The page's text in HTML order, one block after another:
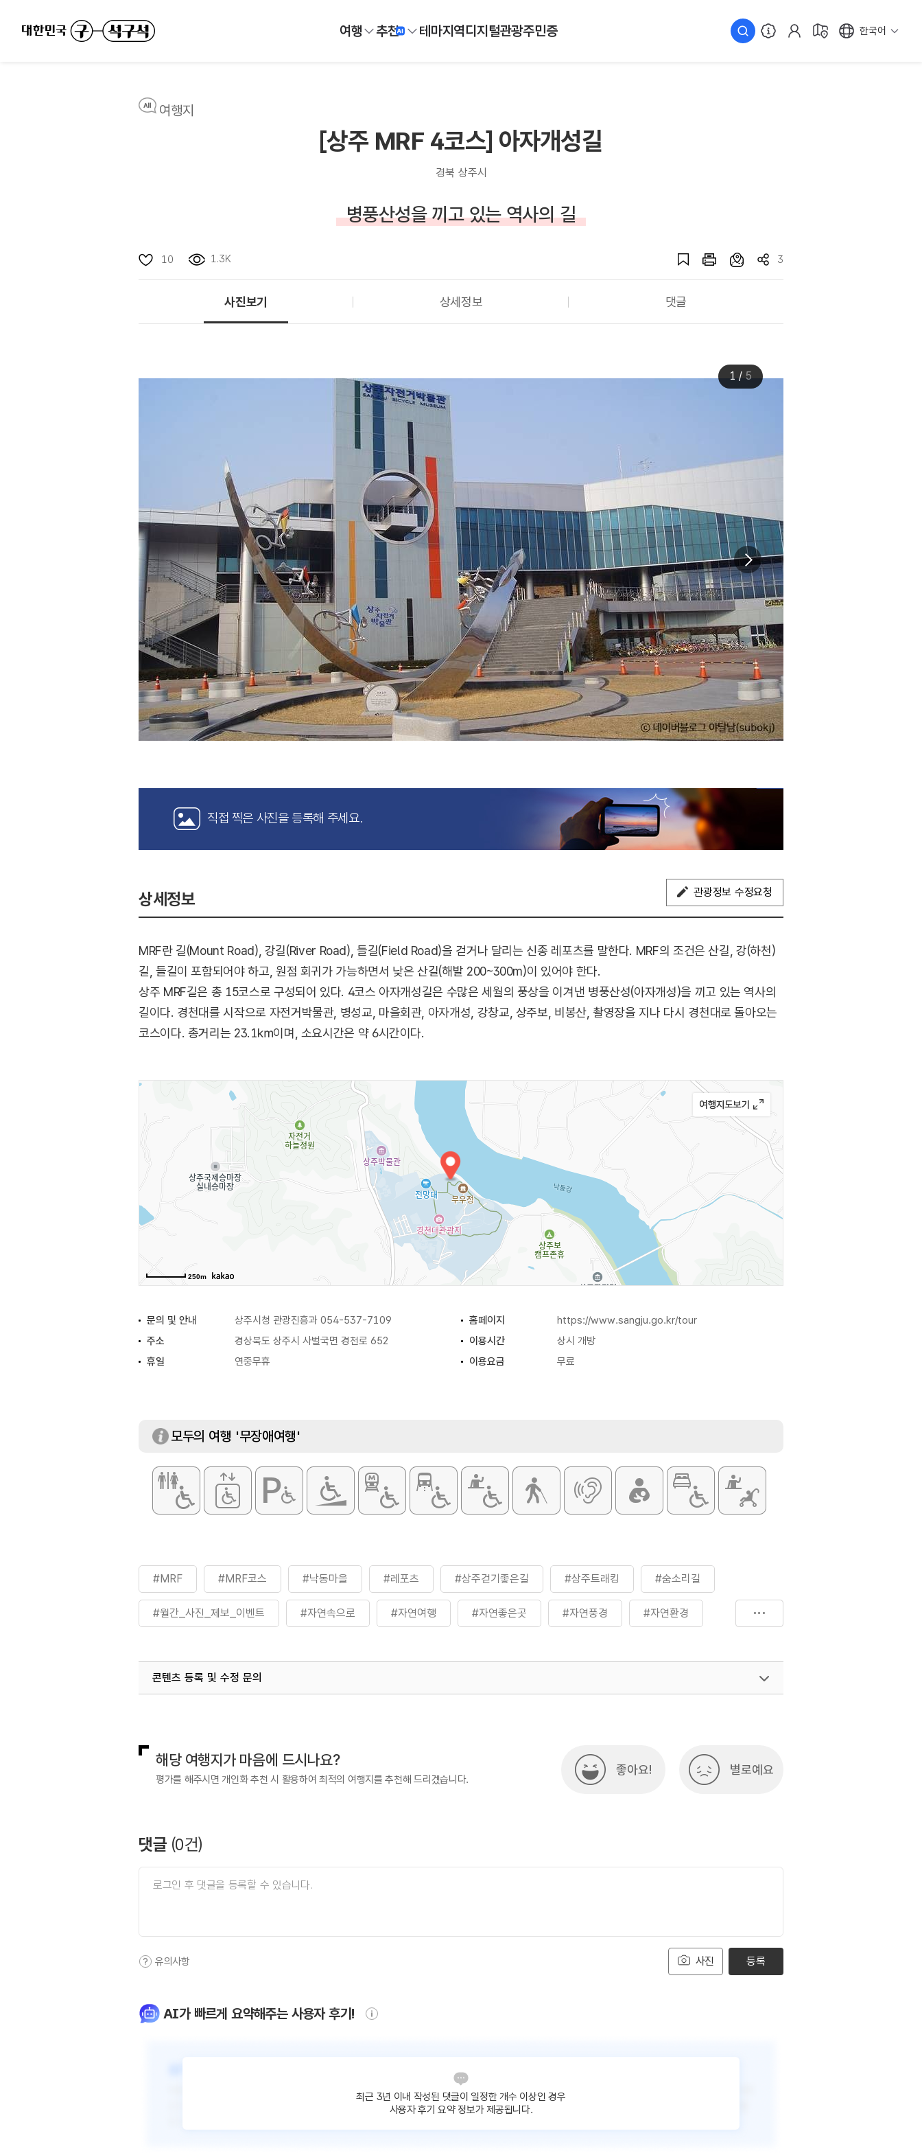
여행 추천 테마지역디지털관광주민증 한국어
여행지
[상주 MRF 4코스] 아자개성길
경북 상주시
병풍산성을 끼고 있는 역사의 길
10 1.3K 3
사진보기 상세정보 댓글
1 / 5
직접 찍은 사진을 등록해 주세요.
상세정보 관광정보 수정요청
MRF란 길(Mount Road), 강길(River Road), 들길(Field Road)을 걷거나 달리는 신종 레포츠를 말한다. MRF의 조건은 산길, 강(하천)
길, 들길이 포함되어야 하고, 원점 회귀가 가능하면서 낮은 산길(해발 200~300m)이 있어야 한다.
상주 MRF길은 총 15코스로 구성되어 있다. 4코스 아자개성길은 수많은 세월의 풍상을 이겨낸 병풍산성(아자개성)을 끼고 있는 역사의
길이다. 경천대를 시작으로 자전거박물관, 병성교, 마을회관, 아자개성, 강창교, 상주보, 비봉산, 촬영장을 지나 다시 경천대로 돌아오는
코스이다. 총거리는 23.1㎞이며, 소요시간은 약 6시간이다.
250m
문의 및 안내 상주시청 관광진흥과 054-537-7109 홈페이지
https://www.sangju.go.kr/tour
주소
경상북도 상주시 사벌국면 경천로 652 이용시간
상시 개방
휴일
연중무휴 이용요금 무료
모두의 여행 '무장애여행'
#MRF #MRF코스 #낙동마을 #레포츠 #상주걷기좋은길 #상주트래킹 #숨소리길
#월간_사진_제보_이벤트 #자연속으로 #자연여행 #자연좋은곳 #자연풍경 #자연환경
콘텐츠 등록 및 수정 문의
해당 여행지가 마음에 드시나요?
평가를 해주시면 개인화 추천 시 활용하여 최적의 여행지를 추천해 드리겠습니다.
좋아요! 별로예요
댓글 (0건)
사진
유의사항 등록
AI가 빠르게 요약해주는 사용자 후기!
최근 3년 이내 작성된 댓글이 일정한 개수 이상인 경우
사용자 후기 요약 정보가 제공됩니다.